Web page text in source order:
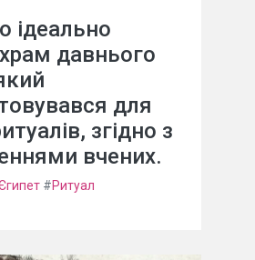
ідеально
давнього
для
згідно з
вчених.
#Ритуал